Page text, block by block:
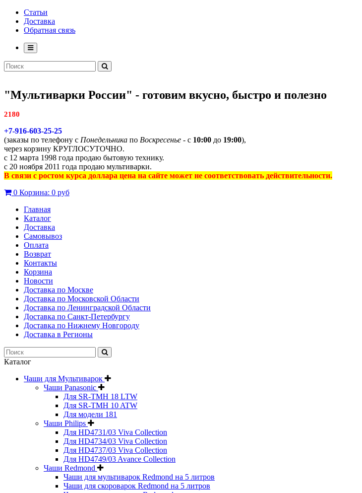
Статьи
Доставка
Обратная связь
"Мультиварки России" - готовим вкусно, быстро и полезно
2180
+7-916-603-25-25
(заказы по телефону с Понедельника по Воскресенье - с 10:00 до 19:00),
через корзину КРУГЛОСУТОЧНО.
с 12 марта 1998 года продаю бытовую технику.
с 20 ноября 2011 года продаю мультиварки.
В связи с ростом курса доллара цена на сайте может не соответствовать действительности.
0 Корзина: 0 руб
Главная
Каталог
Доставка
Самовывоз
Оплата
Возврат
Контакты
Корзина
Новости
Доставка по Москве
Доставка по Московской Области
Доставка по Ленинградской Области
Доставка по Санкт-Петербургу
Доставка по Нижнему Новгороду
Доставка в Регионы
Каталог
Чаши для Мультиварок
Чаши Panasonic
Для SR-TMH 18 LTW
Для SR-TMH 10 ATW
Для модели 181
Чаши Philips
Для HD4731/03 Viva Collection
Для HD4734/03 Viva Collection
Для HD4737/03 Viva Collection
Для HD4749/03 Avance Collection
Чаши Redmond
Чаши для мультиварок Redmond на 5 литров
Чаши для скороварок Redmond на 5 литров